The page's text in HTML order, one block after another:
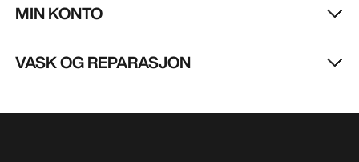
MIN KONTO
VASK OG REPARASJON